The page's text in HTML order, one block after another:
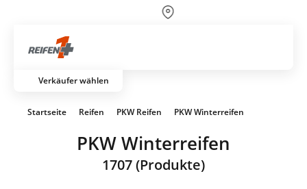
Über 700 Partnerwerkstätten
Verkäufer wählen
Startseite Reifen PKW Reifen PKW Winterreifen
PKW Winterreifen
1707 (Produkte)